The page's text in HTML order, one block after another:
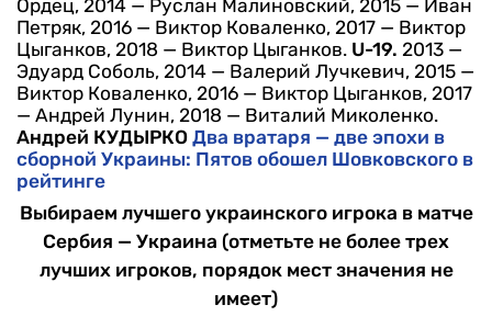
Ордец, 2014 — Руслан Малиновский, 2015 — Иван
Петряк, 2016 — Виктор Коваленко, 2017 — Виктор
Цыганков, 2018 — Виктор Цыганков. U-19. 2013 —
Эдуард Соболь, 2014 — Валерий Лучкевич, 2015 —
Виктор Коваленко, 2016 — Виктор Цыганков, 2017
— Андрей Лунин, 2018 — Виталий Миколенко.
Андрей КУДЫРКО Два вратаря — две эпохи в
сборной Украины: Пятов обошел Шовковского в
рейтинге
Выбираем лучшего украинского игрока в матче
Сербия — Украина (отметьте не более трех
лучших игроков, порядок мест значения не
имеет)